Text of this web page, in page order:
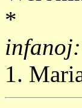
*
infanoj:
1.